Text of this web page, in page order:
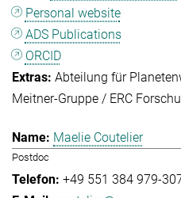
Personal website
ADS Publications
ORCID
Abteilung für
Meitner-Gruppe / ERC
Maelie Coutelier
Postdoc
+49 551 384 979-